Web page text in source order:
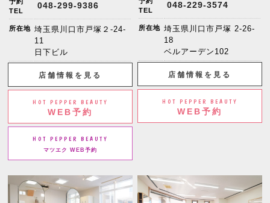
予約
TEL
048-299-9386
所在地 埼玉県川口市戸塚２-24-
11
日下ビル
店舗情報を見る
HOT PEPPER BEAUTY
WEB予約
HOT PEPPER BEAUTY
マツエク WEB予約
TEL
048-229-3574
所在地 埼玉県川口市戸塚 2-26-
18
ベルアーデン102
店舗情報を見る
HOT PEPPER BEAUTY
WEB予約